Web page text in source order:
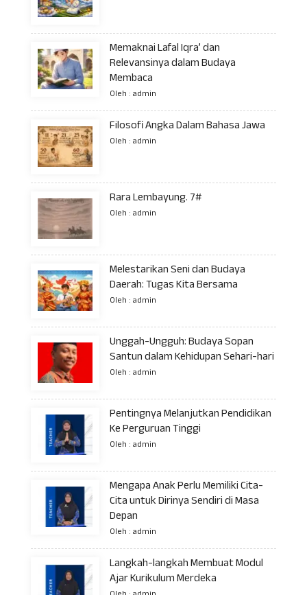
Memaknai Lafal Iqra’ dan
Relevansinya dalam Budaya
Membaca
Oleh : admin
Filosofi Angka Dalam Bahasa Jawa
Oleh : admin
Rara Lembayung. 7#
Oleh : admin
Melestarikan Seni dan Budaya
Daerah: Tugas Kita Bersama
Oleh : admin
Unggah-Ungguh: Budaya Sopan
Santun dalam Kehidupan Sehari-hari
Oleh : admin
Pentingnya Melanjutkan Pendidikan
Ke Perguruan Tinggi
Oleh : admin
Mengapa Anak Perlu Memiliki Cita-
Cita untuk Dirinya Sendiri di Masa
Depan
Oleh : admin
Langkah-langkah Membuat Modul
Ajar Kurikulum Merdeka